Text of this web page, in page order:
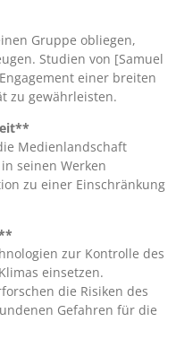
Gruppe obliegen,
Studien von [Samuel
einer breiten
zu gewährleisten.
Medienlandschaft
seinen Werken
zu einer Einschränkung
zur Kontrolle des
einsetzen.
die Risiken des
Gefahren für die